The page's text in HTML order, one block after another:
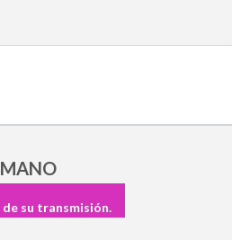
su transmisión.